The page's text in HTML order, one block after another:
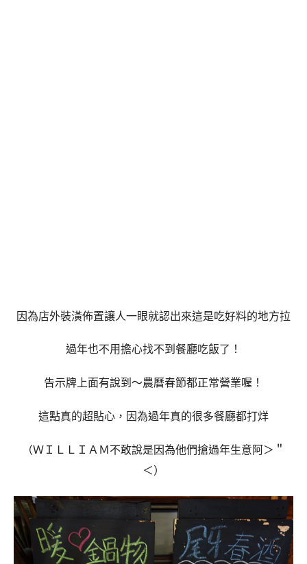
因為店外裝潢佈置讓人一眼就認出來這是吃好料的地方拉
過年也不用擔心找不到餐廳吃飯了！
告示牌上面有說到～農曆春節都正常營業喔！
這點真的超貼心，因為過年真的很多餐廳都打烊
（ＷＩＬＬＩＡＭ不敢說是因為他們搶過年生意阿＞＂
＜）